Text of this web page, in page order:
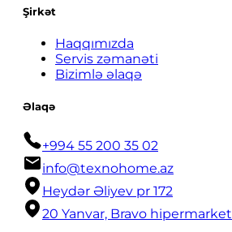
Şirkət
Haqqımızda
Servis zəmanəti
Bizimlə əlaqə
Əlaqə
+994 55 200 35 02
info@texnohome.az
Heydər Əliyev pr 172
20 Yanvar, Bravo hipermarket